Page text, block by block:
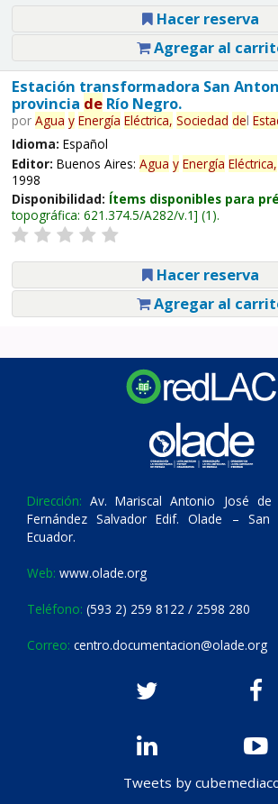
Hacer reserva
Agregar al
Estación transformadora San
provincia deRío Negro.
por Agua y Energía Eléctrica, Sociedad del
Idioma: Español
Editor: Buenos Aires: Agua y Energía Eléctrica,
1998
Disponibilidad: Ítems disponibles para
topográfica: 621.374.5/A282/v.1 (1).
Hacer reserva
Agregar al
Dirección: Av. Mariscal Antonio José
Fernández Salvador Edif. Olade –
Ecuador.
Web: www.olade.org
Teléfono: (593 2) 259 8122 / 2598 280
Correo: centro.documentacion@olade.org
Tweets by